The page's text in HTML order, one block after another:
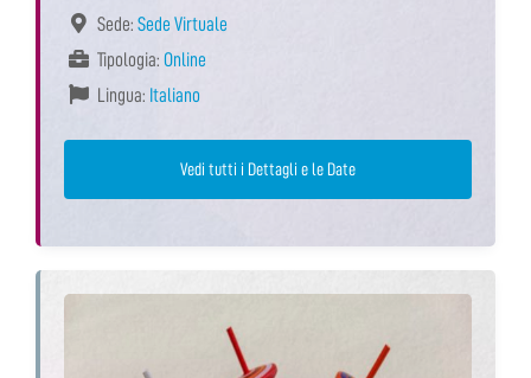
Sede: Sede Virtuale
Tipologia: Online
Lingua: Italiano
Vedi tutti i Dettagli e le Date